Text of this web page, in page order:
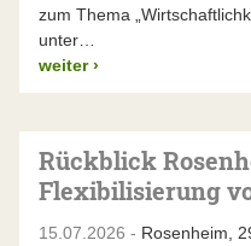
zum Thema
unter…
weiter ›
Rückblick
Flexibilisierung
15.07.2026 - Rosenheim,